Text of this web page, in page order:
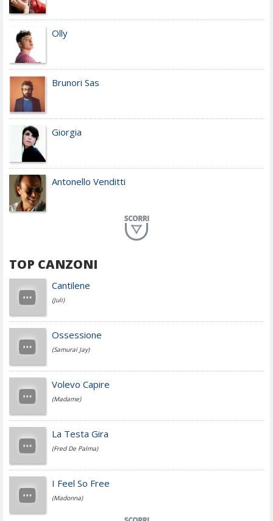
Olly
Brunori Sas
Giorgia
Antonello Venditti
Achille Lauro
Cesare Cremonini
Jovanotti
Fedez
Simone Cristicchi
TOP CANZONI
Cantilene
(Juli)
Ossessione
(Samurai Jay)
Volevo Capire
(Madame)
La Testa Gira
(Fred De Palma)
I Feel So Free
(Madonna)